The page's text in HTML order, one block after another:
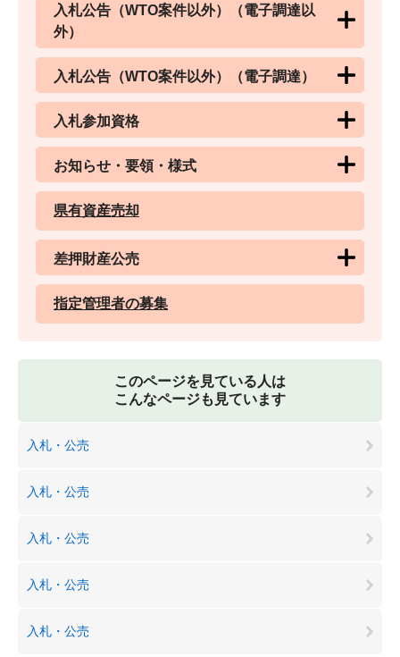
入札公告（WTO案件以外）（電子調達以
外）
入札公告（WTO案件以外）（電子調達）
入札参加資格
お知らせ・要領・様式
県有資産売却
差押財産公売
指定管理者の募集
このページを見ている人は
こんなページも見ています
入札・公売
入札・公売
入札・公売
入札・公売
入札・公売